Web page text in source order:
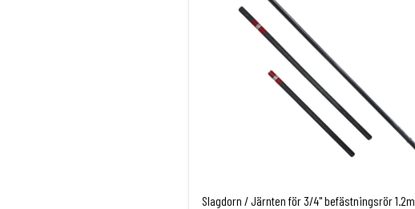
Slagdorn / Järnten för 3/4" befästningsrör 1.2m